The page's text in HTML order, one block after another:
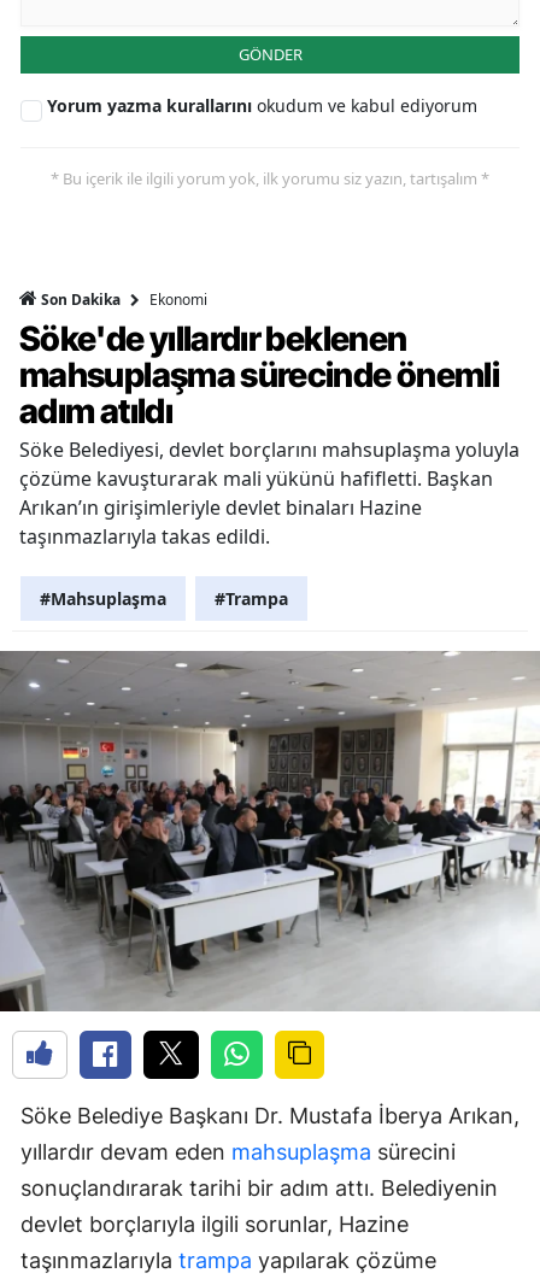
GÖNDER
Yorum yazma kurallarını okudum ve kabul ediyorum
* Bu içerik ile ilgili yorum yok, ilk yorumu siz yazın, tartışalım *
Son Dakika Ekonomi
Söke'de yıllardır beklenen
mahsuplaşma sürecinde önemli
adım atıldı
Söke Belediyesi, devlet borçlarını mahsuplaşma yoluyla
çözüme kavuşturarak mali yükünü hafifletti. Başkan
Arıkan’ın girişimleriyle devlet binaları Hazine
taşınmazlarıyla takas edildi.
#Mahsuplaşma #Trampa
Söke Belediye Başkanı Dr. Mustafa İberya Arıkan,
yıllardır devam eden mahsuplaşma sürecini
sonuçlandırarak tarihi bir adım attı. Belediyenin
devlet borçlarıyla ilgili sorunlar, Hazine
taşınmazlarıyla trampa yapılarak çözüme